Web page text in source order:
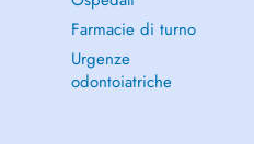
Farmacie di turno
Urgenze
odontoiatriche